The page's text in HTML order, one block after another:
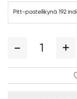
Pitt-pastellikynä 192
1